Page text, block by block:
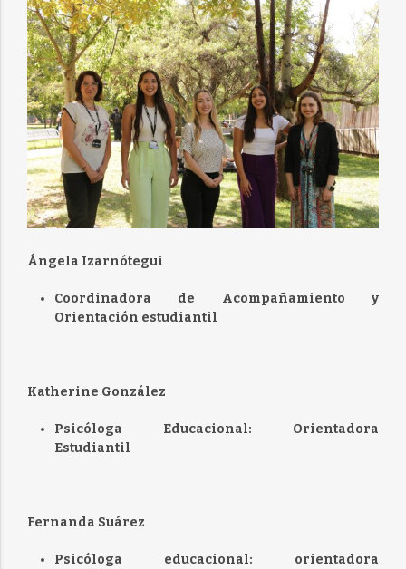
Ángela Izarnótegui
Coordinadora de Acompañamiento y
Orientación estudiantil
Katherine González
Psicóloga Educacional: Orientadora
Estudiantil
Fernanda Suárez
Psicóloga educacional: orientadora